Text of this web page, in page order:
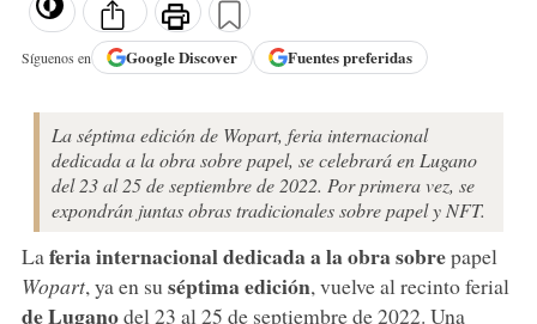
Síguenos en GoogleDiscover Fuentes preferidas
La séptima edición de Wopart, feria internacional
dedicada a la obra sobre papel, se celebrará en Lugano
del 23 al 25 de septiembre de 2022. Por primera vez, se
expondrán juntas obras tradicionales sobre papel y NFT.
Laferia internacional dedicada a la obra sobrepapel
Wopart, ya en su séptima edición, vuelve al recinto ferial
de Luganodel 23 al 25 de septiembre de 2022. Una